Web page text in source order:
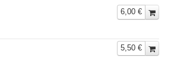
6,00 €
5,50 €